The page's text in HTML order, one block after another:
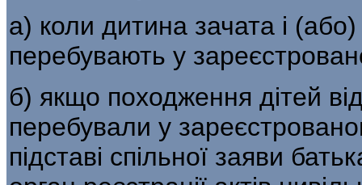
а) коли дитина зачата і
перебувають у
б) якщо походження дітей
перебували у
підставі спільної заяви